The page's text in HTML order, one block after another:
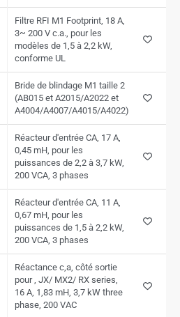
Filtre RFI M1 Footprint, 18 A,
3~ 200 V c.a., pour les
modèles de 1,5 à 2,2 kW,
conforme UL
Bride de blindage M1 taille 2
(AB015 et A2015/A2022 et
A4004/A4007/A4015/A4022)
Réacteur d'entrée CA, 17 A,
0,45 mH, pour les
puissances de 2,2 à 3,7 kW,
200 VCA, 3 phases
Réacteur d'entrée CA, 11 A,
0,67 mH, pour les
puissances de 1,5 à 2,2 kW,
200 VCA, 3 phases
Réactance c,a, côté sortie
pour , JX/ MX2/ RX series,
16 A, 1,83 mH, 3,7 kW three
phase, 200 VAC